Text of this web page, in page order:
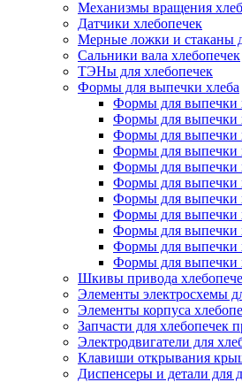
Механизмы вращения
Датчики хлебопечек
Мерные ложки и стаканы
Сальники вала хлебопечек
ТЭНы для хлебопечек
Формы для выпечки хлеба
Формы для выпечки
Формы для выпечки
Формы для выпечки
Формы для выпечки
Формы для выпечки
Формы для выпечки
Формы для выпечки
Формы для выпечки
Формы для выпечки
Формы для выпечки
Формы для выпечки
Шкивы привода
Элементы электросхемы
Элементы корпуса
Запчасти для хлебопечек
Электродвигатели для
Клавиши открывания
Диспенсеры и детали для